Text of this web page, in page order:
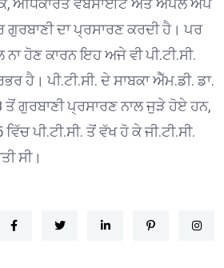
ਗੁਰਬਾਣੀ ਦਾ ਪ੍ਰਸਾਰਣ ਕਰਦੀ ਹੈ। ਪਰ
ਹੋਣ ਕਾਰਨ ਇਹ ਅਜੇ ਵੀ ਪੀ.ਟੀ.ਸੀ.
ਹੈ। ਪੀ.ਟੀ.ਸੀ. ਦੇ ਸਾਬਕਾ ਐੱਮ.ਡੀ. ਡਾ.
ਤੋਂ ਗੁਰਬਾਣੀ ਪ੍ਰਸਾਰਣ ਨਾਲ ਜੁੜੇ ਹੋਏ ਹਨ,
ਪੀ.ਟੀ.ਸੀ. ਤੋਂ ਵੱਖ ਹੋ ਕੇ ਜੀ.ਟੀ.ਸੀ.
ਸੀ।